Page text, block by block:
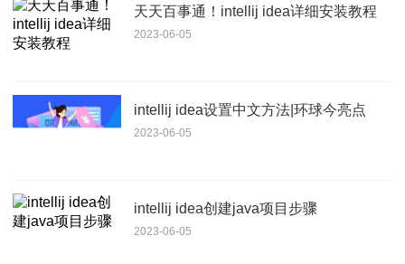
天天百事通！intellij idea详细安装教程
2023-06-05
intellij idea设置中文方法|环球今亮点
2023-06-05
intellij idea创建java项目步骤
2023-06-05